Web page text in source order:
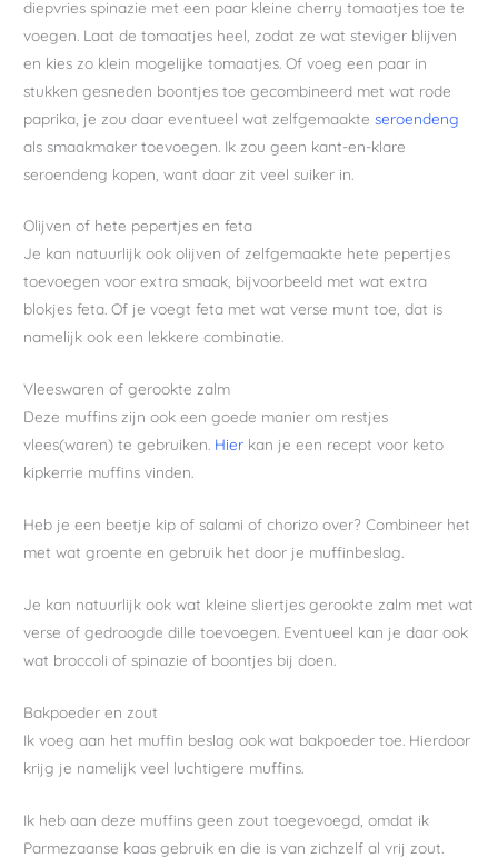
diepvries spinazie met een paar kleine cherry tomaatjes toe te
voegen. Laat de tomaatjes heel, zodat ze wat steviger blijven
en kies zo klein mogelijke tomaatjes. Of voeg een paar in
stukken gesneden boontjes toe gecombineerd met wat rode
paprika, je zou daar eventueel wat zelfgemaakteseroendeng
als smaakmaker toevoegen. Ik zou geen kant-en-klare
seroendeng kopen, want daar zit veel suiker in.
Olijven of hete pepertjes en feta
Je kan natuurlijk ook olijven of zelfgemaakte hete pepertjes
toevoegen voor extra smaak, bijvoorbeeld met wat extra
blokjes feta. Of je voegt feta met wat verse munt toe, dat is
namelijk ook een lekkere combinatie.
Vleeswaren of gerookte zalm
Deze muffins zijn ook een goede manier om restjes
vlees(waren) te gebruiken. Hier kan je een recept voor keto
kipkerrie muffins vinden.
Heb je een beetje kip of salami of chorizo over? Combineer het
met wat groente en gebruik het door je muffinbeslag.
Je kan natuurlijk ook wat kleine sliertjes gerookte zalm met wat
verse of gedroogde dille toevoegen. Eventueel kan je daar ook
wat broccoli of spinazie of boontjes bij doen.
Bakpoeder en zout
Ik voeg aan het muffin beslag ook wat bakpoeder toe. Hierdoor
krijg je namelijk veel luchtigere muffins.
Ik heb aan deze muffins geen zout toegevoegd, omdat ik
Parmezaanse kaas gebruik en die is van zichzelf al vrij zout.